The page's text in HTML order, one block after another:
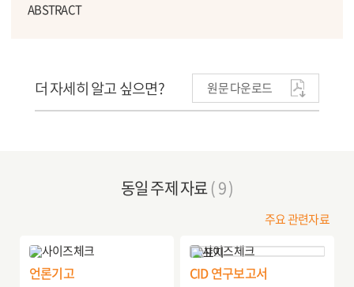
ABSTRACT
더 자세히 알고 싶으면? 원문 다운로드
동일 주제 자료( 9 )
주요 관련자료
언론기고 CID 연구보고서